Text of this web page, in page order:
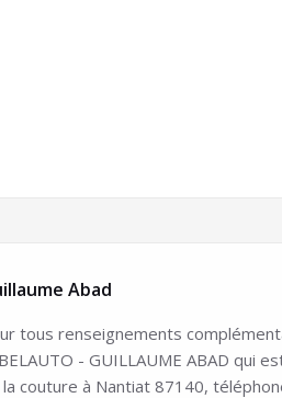
Abad
tous renseignements
- GUILLAUME ABAD qui
couture à Nantiat 87140,